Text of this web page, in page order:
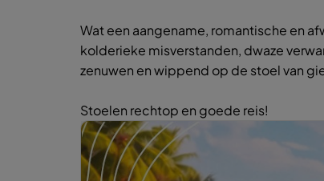
Wat een aangename, romantische en
kolderieke misverstanden, dwaze
zenuwen en wippend op de stoel van
Stoelen rechtop en goede reis!